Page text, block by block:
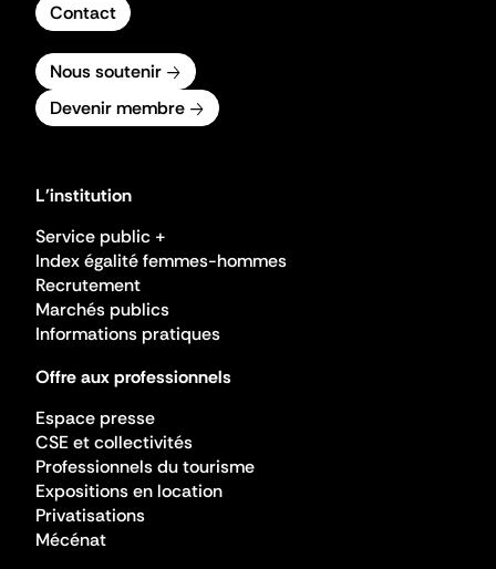
Contact
Nous soutenir
Devenir membre
L'institution
Service public +
Index égalité femmes-hommes
Recrutement
Marchés publics
Informations pratiques
Offre aux professionnels
Espace presse
CSE et collectivités
Professionnels du tourisme
Expositions en location
Privatisations
Mécénat